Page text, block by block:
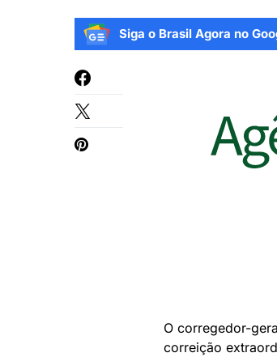
Siga o Brasil Agora no
O corregedor-
correição